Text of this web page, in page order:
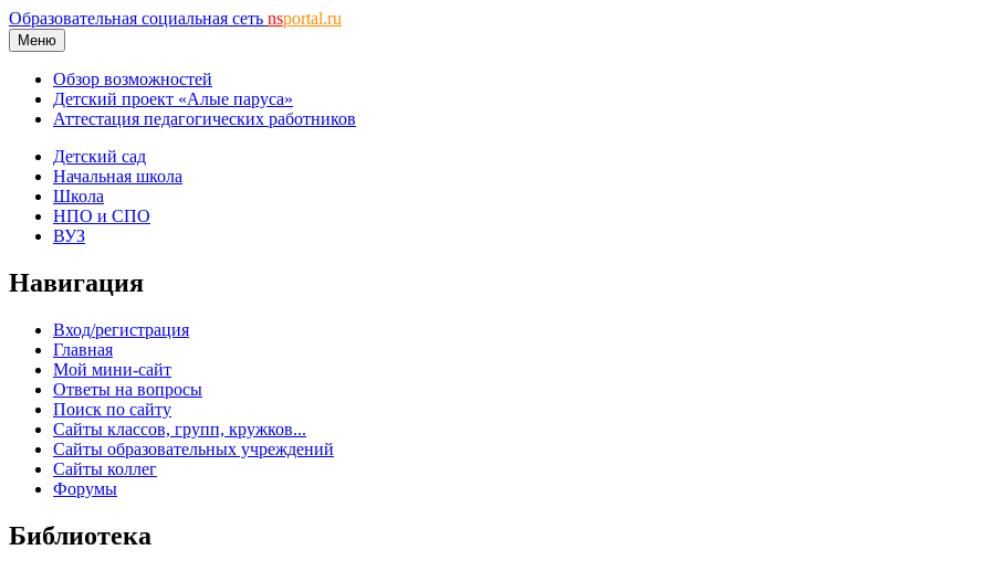
Образовательная социальная сеть nsportal.ru
Меню
Обзор возможностей
Детский проект «Алые паруса»
Аттестация педагогических работников
Детский сад
Начальная школа
Школа
НПО и СПО
ВУЗ
Навигация
Вход/регистрация
Главная
Мой мини-сайт
Ответы на вопросы
Поиск по сайту
Сайты классов, групп, кружков...
Сайты образовательных учреждений
Сайты коллег
Форумы
Библиотека